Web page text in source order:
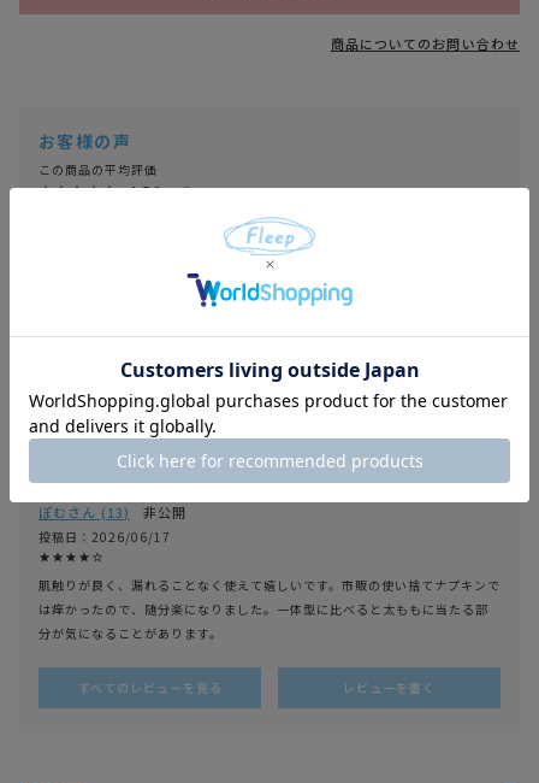
商品についてのお問い合わせ
4.50 2
肌が荒れて辛い思いをしてきましたが、布ナプキンを併用するようになり本
当に楽になりました。初めて布ナプキンを使用するのには勇気がいると思い
ますが、量が少ない日や生理終わりかけの日だけでも布ナプキンにすること
で肌への負担がかなり減ると思います。紙ナプキン使用時はそのガサガサにい
つも憂鬱な気持ちになりますが、布ナプキンを使用することで気持ちが軽く
なり、精神面でも助けられています。とてもおすすめです！
ぽむ 13 非公開
投稿日 2026/06/17
肌触りが良く、漏れることなく使えて嬉しいです。市販の使い捨てナプキンで
は痒かったので、随分楽になりました。一体型に比べると太ももに当たる部
分が気になることがあります。
すべてのレビューを見る レビューを書く